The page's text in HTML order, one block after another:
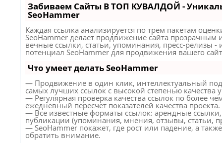
Забиваем Сайты В ТОП КУВАЛДОЙ -
SeoHammer
Каждая ссылка анализируется по трем пакетам
SeoHammer делает продвижение сайта прозрачным
вечные ссылки, статьи, упоминания, пресс-релизы -
потенциал SeoHammer для продвижения вашего
Что умеет делать SeoHammer
— Продвижение в один клик, интеллектуальный
самых лучших ссылок с высокой степенью качества
— Регулярная проверка качества ссылок по более
ежедневный пересчет показателей качества проекта.
— Все известные форматы ссылок: арендные
публикации (упоминания, мнения, отзывы, статьи,
— SeoHammer покажет, где рост или падение, а
обратить внимание.